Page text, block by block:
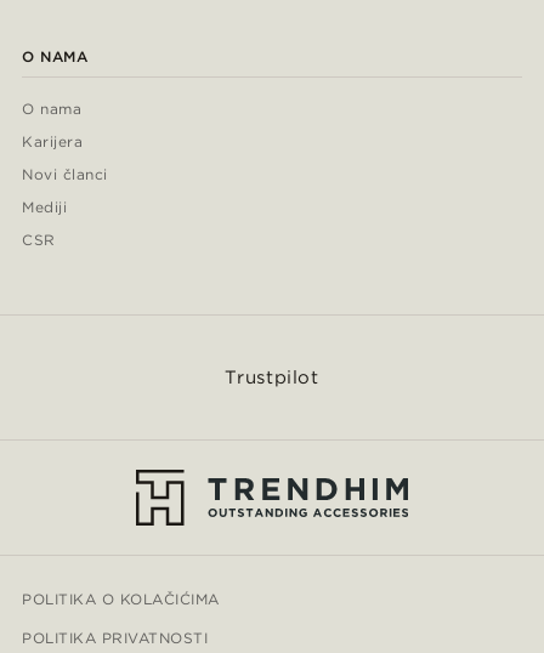
O NAMA
O nama
Karijera
Novi članci
Mediji
CSR
Trustpilot
POLITIKA O KOLAČIĆIMA
POLITIKA PRIVATNOSTI